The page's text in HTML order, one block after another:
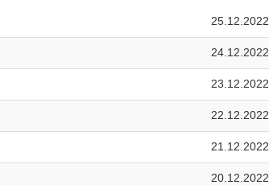
25.12.2022
24.12.2022
23.12.2022
22.12.2022
21.12.2022
20.12.2022